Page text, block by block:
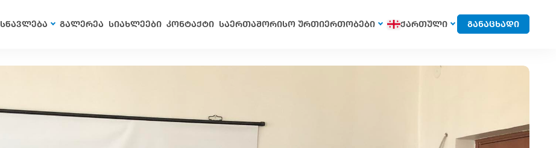
სწავლება გალერეა სიახლეები კონტაქტი საერთაშორისო ურთიერთობები ქართული განაცხადი